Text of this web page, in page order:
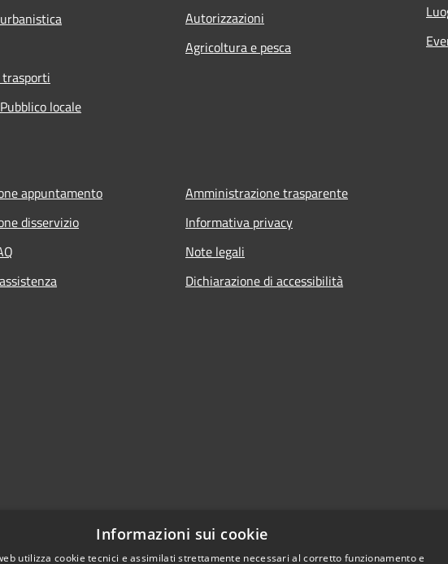
locale
Autorizzazioni
Agricoltura e pesca
appuntamento
disservizio
Amministrazione trasparente
Informativa privacy
Note legali
Dichiarazione di accessibilità
Informazioni sui cookie
utilizza cookie tecnici e assimilati strettamente necessari al corretto funzionamento e